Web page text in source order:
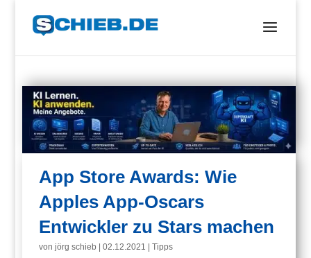
App Store Awards: Wie
Apples App-Oscars
Entwickler zu Stars machen
vonjörg schieb |02.12.2021 |Tipps